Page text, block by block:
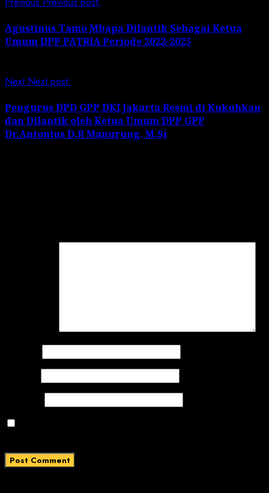
Agustinus Tamo Mbapa Dilantik Sebagai Ketua
Umum DPP PATRIA Periode 2022-2025
Next Next post:
Pengurus DPD GPP DKI Jakarta Resmi di Kukuhkan
dan Dilantik oleh Ketua Umum DPP GPP
Dr.Antonius D.R Manurung, M.Si